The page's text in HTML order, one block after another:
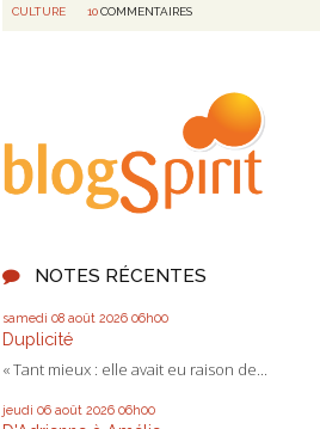
NOTES RÉCENTES
samedi 08 août 2026 06h00
Duplicité
« Tant mieux : elle avait eu raison de...
jeudi 06 août 2026 06h00
CULTURE
10 COMMENTAIRES